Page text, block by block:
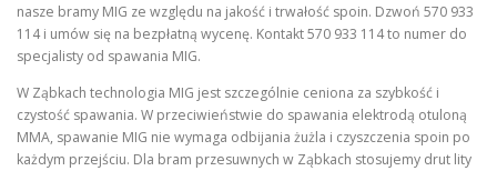
nasze bramy MIG ze względu na jakość i trwałość spoin. Dzwoń 570 933
114 i umów się na bezpłatną wycenę. Kontakt 570 933 114 to numer do
specjalisty od spawania MIG.
W Ząbkach technologia MIG jest szczególnie ceniona za szybkość i
czystość spawania. W przeciwieństwie do spawania elektrodą otuloną
MMA, spawanie MIG nie wymaga odbijania żużla i czyszczenia spoin po
każdym przejściu. Dla bram przesuwnych w Ząbkach stosujemy drut lity